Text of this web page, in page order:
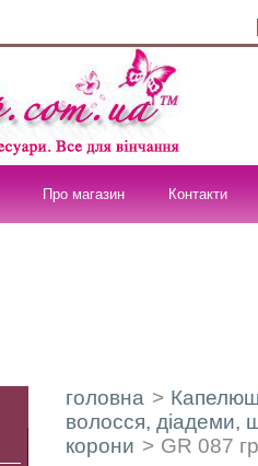
Про магазин Контакти
головна >
волосся, діадеми,
корони > GR 087